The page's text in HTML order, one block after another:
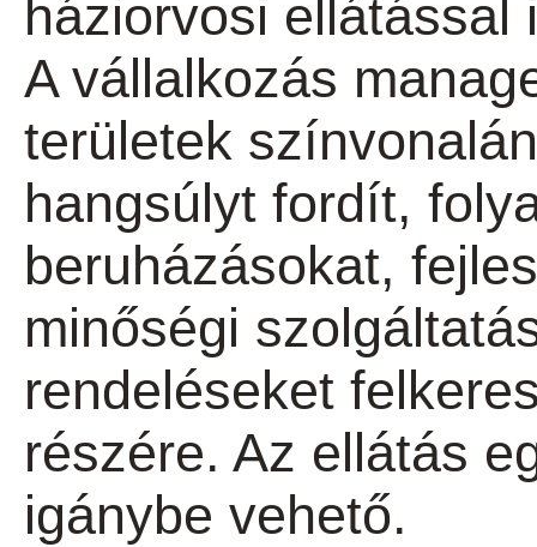
háziorvosi ellátással
A vállalkozás
területek
hangsúlyt fordít,
beruházásokat,
minőségi
rendeléseket
részére. Az ellátás
igánybe vehető.